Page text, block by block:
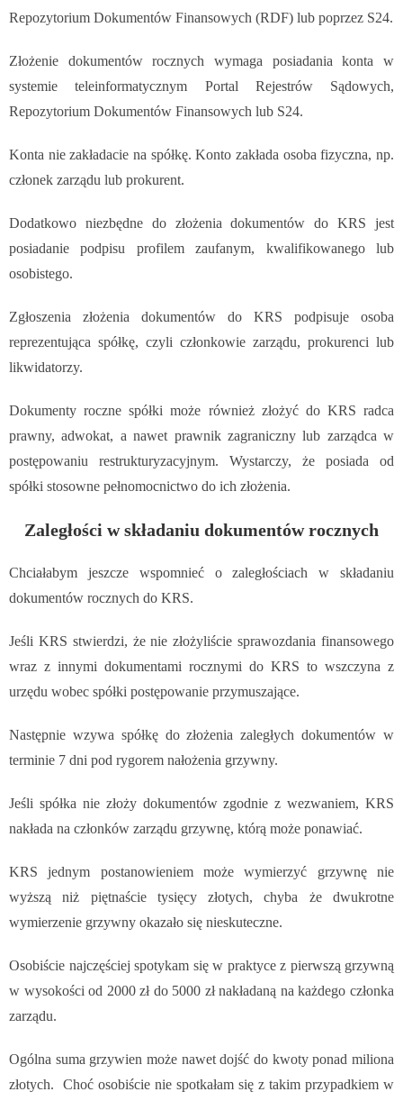
Repozytorium Dokumentów Finansowych (RDF) lub poprzez S24.
Złożenie dokumentów rocznych wymaga posiadania konta w
systemie teleinformatycznym Portal Rejestrów Sądowych,
Repozytorium Dokumentów Finansowych lub S24.
Konta nie zakładacie na spółkę. Konto zakłada osoba fizyczna, np.
członek zarządu lub prokurent.
Dodatkowo niezbędne do złożenia dokumentów do KRS jest
posiadanie podpisu profilem zaufanym, kwalifikowanego lub
osobistego.
Zgłoszenia złożenia dokumentów do KRS podpisuje osoba
reprezentująca spółkę, czyli członkowie zarządu, prokurenci lub
likwidatorzy.
Dokumenty roczne spółki może również złożyć do KRS radca
prawny, adwokat, a nawet prawnik zagraniczny lub zarządca w
postępowaniu restrukturyzacyjnym. Wystarczy, że posiada od
spółki stosowne pełnomocnictwo do ich złożenia.
Zaległości w składaniu dokumentów rocznych
Chciałabym jeszcze wspomnieć o zaległościach w składaniu
dokumentów rocznych do KRS.
Jeśli KRS stwierdzi, że nie złożyliście sprawozdania finansowego
wraz z innymi dokumentami rocznymi do KRS to wszczyna z
urzędu wobec spółki postępowanie przymuszające.
Następnie wzywa spółkę do złożenia zaległych dokumentów w
terminie 7 dni pod rygorem nałożenia grzywny.
Jeśli spółka nie złoży dokumentów zgodnie z wezwaniem, KRS
nakłada na członków zarządu grzywnę, którą może ponawiać.
KRS jednym postanowieniem może wymierzyć grzywnę nie
wyższą niż piętnaście tysięcy złotych, chyba że dwukrotne
wymierzenie grzywny okazało się nieskuteczne.
Osobiście najczęściej spotykam się w praktyce z pierwszą grzywną
w wysokości od 2000 zł do 5000 zł nakładaną na każdego członka
zarządu.
Ogólna suma grzywien może nawet dojść do kwoty ponad miliona
złotych. Choć osobiście nie spotkałam się z takim przypadkiem w